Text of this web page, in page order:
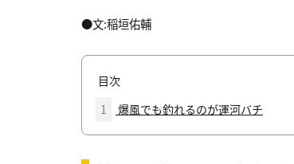
●文:稲垣佑輔
目次
1
爆風でも釣れるのが運河バチ